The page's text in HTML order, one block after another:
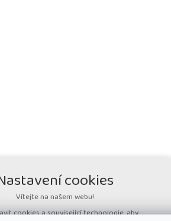
cookies
Vítejte na našem webu!
cookies a související technologie, aby